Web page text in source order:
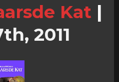
Kat |
2011